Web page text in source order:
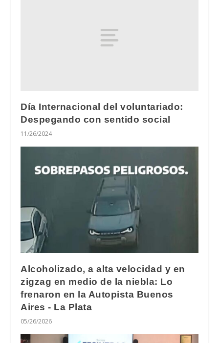
Día Internacional del voluntariado:
Despegando con sentido social
11/26/2024
Alcoholizado, a alta velocidad y en
zigzag en medio de la niebla: Lo
frenaron en la Autopista Buenos
Aires - La Plata
05/26/2026